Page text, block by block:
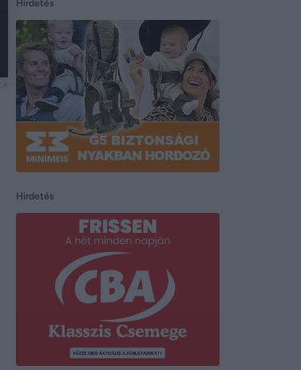
Hirdetés
Hirdetés